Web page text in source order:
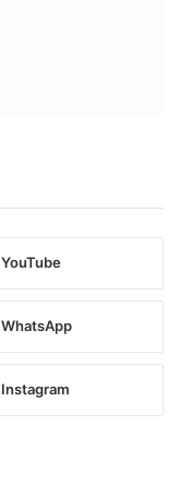
YouTube
WhatsApp
Instagram